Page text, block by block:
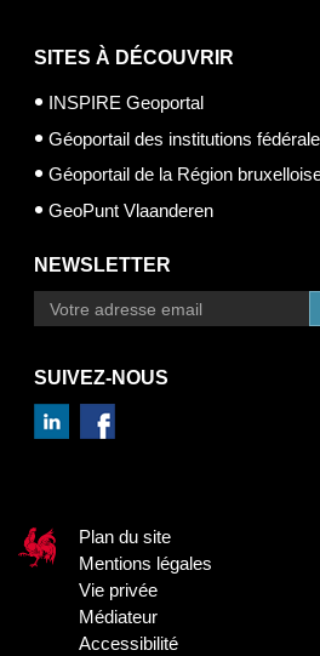
SITES À DÉCOUVRIR
INSPIRE Geoportal
Géoportail des institutions
Géoportail de la Région
GeoPunt Vlaanderen
NEWSLETTER
SUIVEZ-NOUS
Plan du site
Mentions légales
Vie privée
Médiateur
Accessibilité